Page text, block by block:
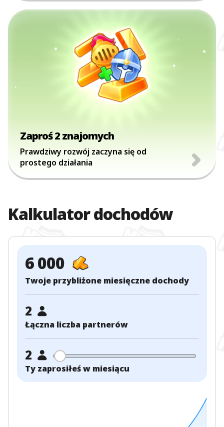
Zaproś 2 znajomych
Prawdziwy rozwój zaczyna się od
prostego działania
Kalkulator dochodów
6 000
Twoje przybliżone miesięczne dochody
2
Łączna liczba partnerów
2
Ty zaprosiłeś w miesiącu